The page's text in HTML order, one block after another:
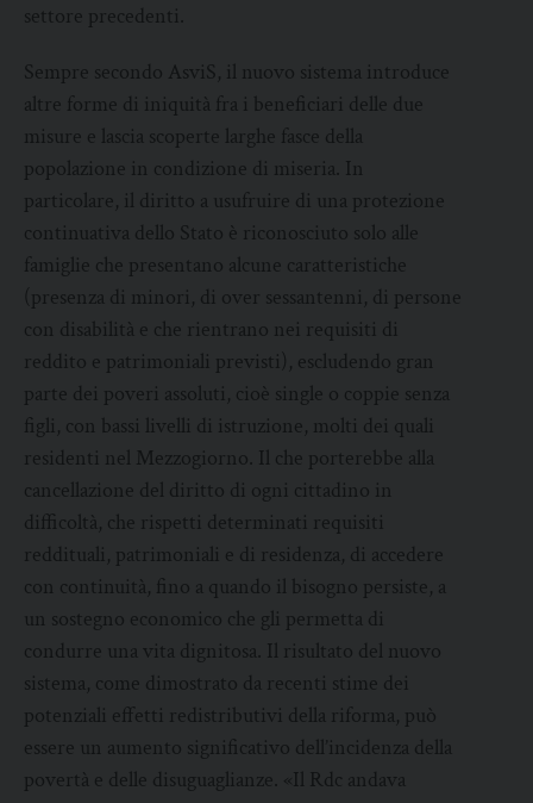
settore precedenti.
Sempre secondo AsviS, il nuovo sistema introduce
altre forme di iniquità fra i beneficiari delle due
misure e lascia scoperte larghe fasce della
popolazione in condizione di miseria. In
particolare, il diritto a usufruire di una protezione
continuativa dello Stato è riconosciuto solo alle
famiglie che presentano alcune caratteristiche
(presenza di minori, di over sessantenni, di persone
con disabilità e che rientrano nei requisiti di
reddito e patrimoniali previsti), escludendo gran
parte dei poveri assoluti, cioè single o coppie senza
figli, con bassi livelli di istruzione, molti dei quali
residenti nel Mezzogiorno. Il che porterebbe alla
cancellazione del diritto di ogni cittadino in
difficoltà, che rispetti determinati requisiti
reddituali, patrimoniali e di residenza, di accedere
con continuità, fino a quando il bisogno persiste, a
un sostegno economico che gli permetta di
condurre una vita dignitosa. Il risultato del nuovo
sistema, come dimostrato da recenti stime dei
potenziali effetti redistributivi della riforma, può
essere un aumento significativo dell’incidenza della
povertà e delle disuguaglianze. «Il Rdc andava